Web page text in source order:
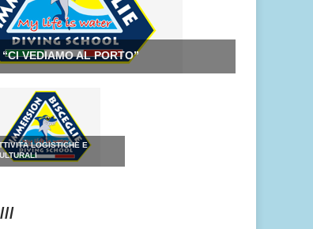
“CI VEDIAMO AL PORTO”
LOGISTICHE E
///